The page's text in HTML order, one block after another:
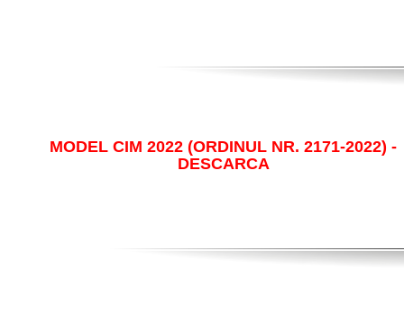
MODEL CIM 2022 (ORDINUL NR. 2171-2022) -
DESCARCA